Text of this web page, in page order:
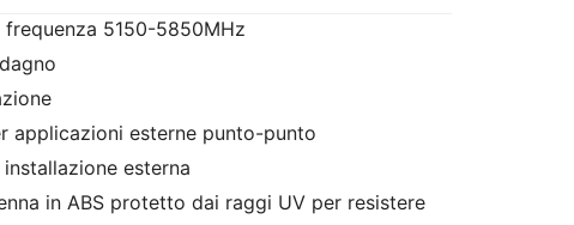
5150-5850MHz
applicazioni esterne punto-punto
esterna
in ABS protetto dai raggi UV per resistere